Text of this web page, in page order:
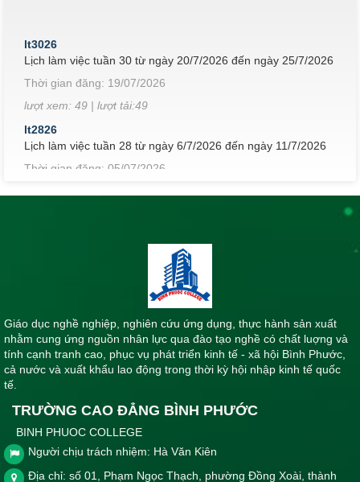
lt3026
Lịch làm việc tuần 30 từ ngày 20/7/2026 đến ngày 25/7/2026
Thời gian đăng: 19/07/2026
lượt xem: 49 | lượt tải:49
lt2826
Lịch làm việc tuần 28 từ ngày 6/7/2026 đến ngày 11/7/2026
Thời gian đăng: 05/07/2026
Thời gian đăng: 02/07/2026
Lịch làm việc tuần 26 từ ngày 22/6/2026 đến ngày 27/6/2026
Thời gian đăng: 21/06/2026
lượt xem: 81 | lượt tải:61
Thời gian đăng: 14/06/2026
lượt xem: 83 | lượt tải:96
lt3026
Giáo dục nghề nghiệp, nghiên cứu ứng dụng, thực hành sản xuất
nhằm cung ứng nguồn nhân lực qua đào tạo nghề có chất luợng và
tính cạnh tranh cao, phục vụ phát triển kinh tế - xã hội Bình Phước,
cả nước và xuất khẩu lao động trong thời kỳ hội nhập kinh tế quốc
tế.
TRƯỜNG CAO ĐẲNG BÌNH PHƯỚC
BINH PHUOC COLLEGE
Người chịu trách nhiệm: Hà Văn Kiên
Địa chỉ: số 01, Phạm Ngọc Thạch, phường Đồng Xoài, thành